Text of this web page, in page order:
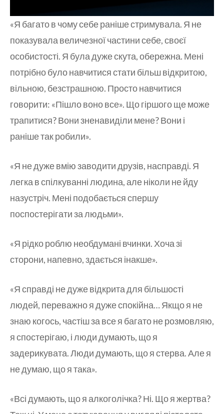
«Я багато в чому себе раніше стримувала. Я не
показувала величезної частини себе, своєї
особистості. Я була дуже скута, обережна. Мені
потрібно було навчитися стати більш відкритою,
вільною, безстрашною. Просто навчитися
говорити: «Пішло воно все». Що гіршого ще може
трапитися? Вони зненавиділи мене? Вони і
раніше так робили».
«Я не дуже вмію заводити друзів, насправді. Я
легка в спілкуванні людина, але ніколи не йду
назустріч. Мені подобається спершу
поспостерігати за людьми».
«Я рідко роблю необдумані вчинки. Хоча зі
сторони, напевно, здається інакше».
«Я справді не дуже відкрита для більшості
людей, переважно я дуже спокійна… Якщо я не
знаю когось, частіш за все я багато не розмовляю,
я спостерігаю, і люди думають, що я
задерикувата. Люди думають, що я стерва. Але я
не думаю, що я така».
«Всі думають, що я алкоголічка? Ні. Що я жертва?